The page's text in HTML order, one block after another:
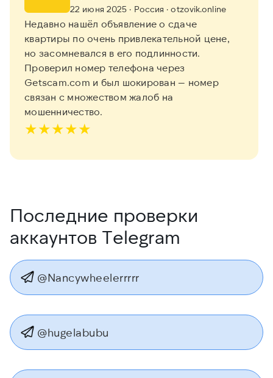
22 июня 2025 · Россия · otzovik.online
Недавно нашёл объявление о сдаче
квартиры по очень привлекательной цене,
но засомневался в его подлинности.
Проверил номер телефона через
Getscam.com и был шокирован — номер
связан с множеством жалоб на
мошенничество.
★★★★★
Последние проверки
аккаунтов Telegram
@Nancywheelerrrrr
@hugelabubu